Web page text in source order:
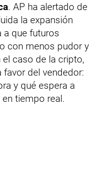
. AP ha alertado de
la expansión
que futuros
con menos pudor y
el caso de la cripto,
del vendedor:
y qué espera a
tiempo real.